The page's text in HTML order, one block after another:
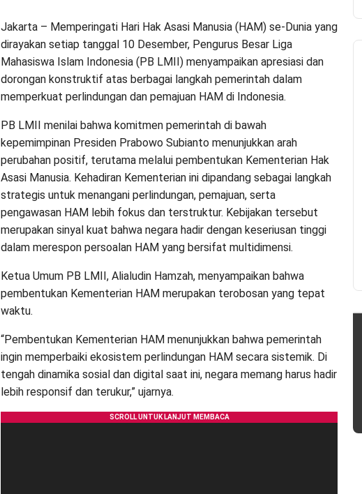
Jakarta – Memperingati Hari Hak Asasi Manusia (HAM) se-Dunia yang
dirayakan setiap tanggal 10 Desember, Pengurus Besar Liga
Mahasiswa Islam Indonesia (PB LMII) menyampaikan apresiasi dan
dorongan konstruktif atas berbagai langkah pemerintah dalam
memperkuat perlindungan dan pemajuan HAM di Indonesia.
PB LMII menilai bahwa komitmen pemerintah di bawah
kepemimpinan Presiden Prabowo Subianto menunjukkan arah
perubahan positif, terutama melalui pembentukan Kementerian Hak
Asasi Manusia. Kehadiran Kementerian ini dipandang sebagai langkah
strategis untuk menangani perlindungan, pemajuan, serta
pengawasan HAM lebih fokus dan terstruktur. Kebijakan tersebut
merupakan sinyal kuat bahwa negara hadir dengan keseriusan tinggi
dalam merespon persoalan HAM yang bersifat multidimensi.
Ketua Umum PB LMII, Alialudin Hamzah, menyampaikan bahwa
pembentukan Kementerian HAM merupakan terobosan yang tepat
waktu.
“Pembentukan Kementerian HAM menunjukkan bahwa pemerintah
ingin memperbaiki ekosistem perlindungan HAM secara sistemik. Di
tengah dinamika sosial dan digital saat ini, negara memang harus hadir
lebih responsif dan terukur,” ujarnya.